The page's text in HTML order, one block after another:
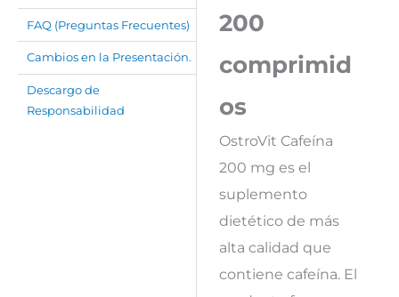
FAQ (Preguntas Frecuentes)
Cambios en la Presentación.
Descargo de
Responsabilidad
200
comprimid
os
OstroVit Cafeína
200 mg es el
suplemento
dietético de más
alta calidad que
contiene cafeína. El